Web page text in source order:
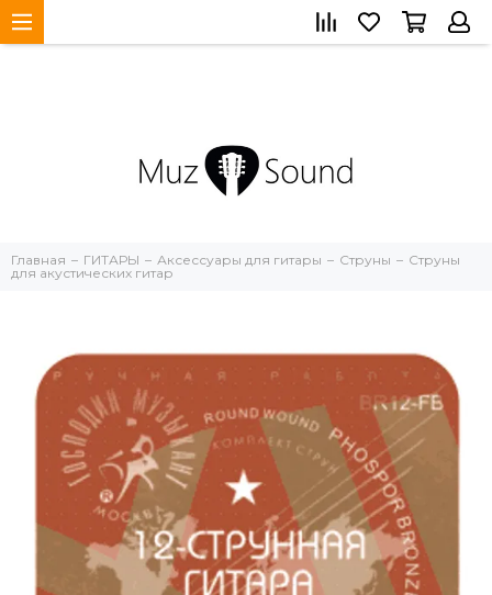
Главная ГИТАРЫ Аксессуары для гитары Струны
Струны
для акустических гитар